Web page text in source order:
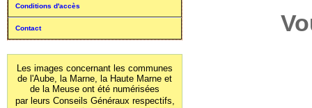
Conditions d'accès
Contact
Les images concernant les communes
de l'Aube, la Marne, la Haute Marne et
de la Meuse ont été numérisées
par leurs Conseils Généraux respectifs,